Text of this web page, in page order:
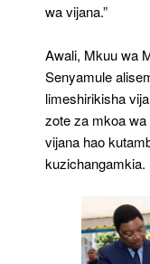
wa vijana.”
Awali, Mkuu wa
Senyamule
limeshirikisha
zote za mkoa
vijana hao
kuzichangamkia.